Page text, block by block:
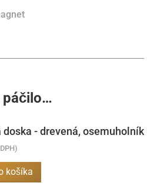
páčilo…
doska - drevená, osemuholník
košíka